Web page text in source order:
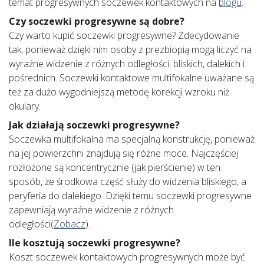
Czy soczewki progresywne są dobre?
Czy warto kupić soczewki progresywne? Zdecydowanie
tak, ponieważ dzięki nim osoby z prezbiopią mogą liczyć na
wyraźne widzenie z różnych odległości: bliskich, dalekich i
pośrednich. Soczewki kontaktowe multifokalne uważane są
też za dużo wygodniejszą metodę korekcji wzroku niż
okulary.
Jak działają soczewki progresywne?
Soczewka multifokalna ma specjalną konstrukcję, ponieważ
na jej powierzchni znajdują się różne moce. Najczęściej
rozłożone są koncentrycznie (jak pierścienie) w ten
sposób, że środkowa część służy do widzenia bliskiego, a
peryferia do dalekiego. Dzięki temu soczewki progresywne
zapewniają wyraźne widzenie z różnych
odległości(Zobacz).
Ile kosztują soczewki progresywne?
Koszt soczewek kontaktowych progresywnych może być